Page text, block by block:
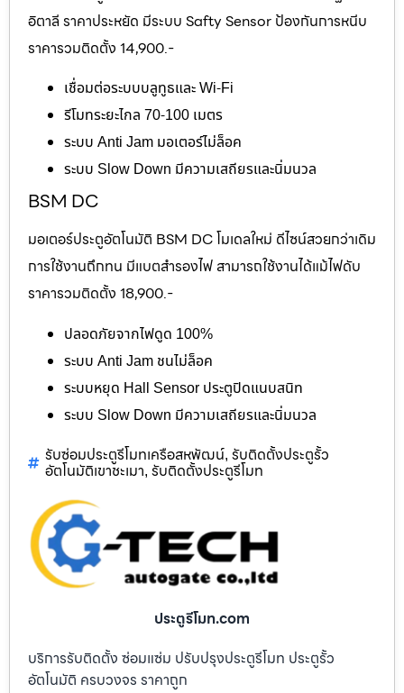
อิตาลี ราคาประหยัด มีระบบ Safty Sensor ป้องกันการหนีบ
ราคารวมติดตั้ง 14,900.-
เชื่อมต่อระบบบลูทูธและ Wi-Fi
รีโมทระยะไกล 70-100 เมตร
ระบบ Anti Jam มอเตอร์ไม่ล็อค
ระบบ Slow Down มีความเสถียรและนิ่มนวล
BSM DC
มอเตอร์ประตูอัตโนมัติ BSM DC โมเดลใหม่ ดีไซน์สวยกว่าเดิม
การใช้งานถึกทน มีแบตสำรองไฟ สามารถใช้งานได้แม้ไฟดับ
ราคารวมติดตั้ง 18,900.-
ปลอดภัยจากไฟดูด 100%
ระบบ Anti Jam ชนไม่ล็อค
ระบบหยุด Hall Sensor ประตูปิดแนบสนิท
ระบบ Slow Down มีความเสถียรและนิ่มนวล
รับซ่อมประตูรีโมทเครือสหพัฒน์, รับติดตั้งประตูรั้ว
อัตโนมัติเขาชะเมา, รับติดตั้งประตูรีโมท
ประตูรีโมท.com
บริการรับติดตั้ง ซ่อมแซ่ม ปรับปรุงประตูรีโมท ประตูรั้ว
อัตโนมัติ ครบวงจร ราคาถูก